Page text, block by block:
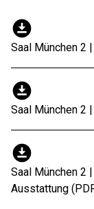
download_for_offline
Saal München 2
download_for_offline
Saal München 2
download_for_offline
Saal München 2
Ausstattung